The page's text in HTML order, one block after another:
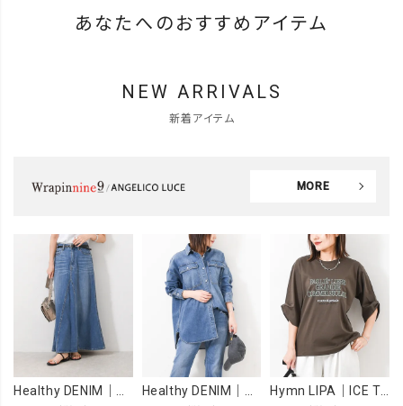
あなたへのおすすめアイテム
NEW ARRIVALS
新着アイテム
MORE
Healthy DENIM｜Apricot [[H68205003 Apricot]][F] Healthy DENIM｜Almond [[H68967803 Almond]][F] Hymn LIPA｜ICE TOUCH 刺繍ロゴT [[WTS7203]][F]